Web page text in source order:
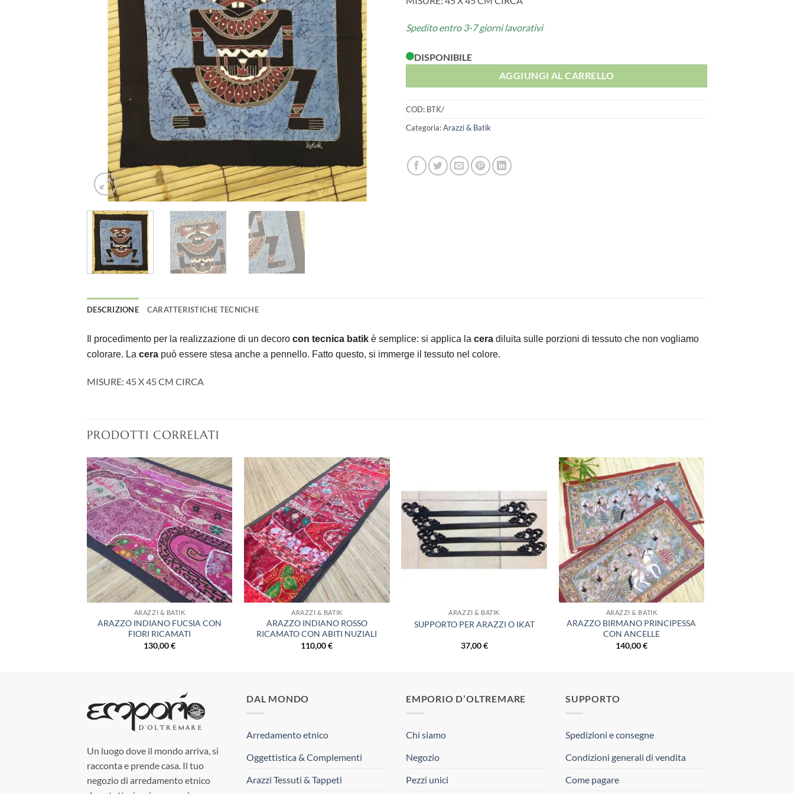
Spedito entro 3-7 giorni lavorativi
DISPONIBILE
AGGIUNGI AL CARRELLO
COD: BTK/
Categoria:Arazzi & Batik
DESCRIZIONE CARATTERISTICHE TECNICHE
Il procedimento per la realizzazione di un decoro con tecnica batik è semplice: si applica la cera diluita sulle porzioni di tessuto che non vogliamo
colorare. La cera può essere stesa anche a pennello. Fatto questo, si immerge il tessuto nel colore.
MISURE: 45 X 45 CM CIRCA
PRODOTTI CORRELATI
Aggiungi
alla lista
dei
desideri
ARAZZI & BATIK
ARAZZO INDIANO FUCSIA CON
FIORI RICAMATI
130,00€
Aggiungi
alla lista
dei
desideri
ARAZZI & BATIK
ARAZZO INDIANO ROSSO
RICAMATO CON ABITI NUZIALI
110,00€
Aggiungi
alla lista
dei
desideri
ARAZZI & BATIK
SUPPORTO PER ARAZZI O IKAT
37,00€
Aggiungi
alla lista
dei
desideri
ARAZZI & BATIK
ARAZZO BIRMANO PRINCIPESSA
CON ANCELLE
140,00€
Un luogo dove il mondo arriva, si
racconta e prende casa. Il tuo
negozio di arredamento etnico
DAL MONDO
Arredamento etnico
Oggettistica & Complementi
Arazzi Tessuti & Tappeti
EMPORIO D’OLTREMARE
Chi siamo
Negozio
Pezzi unici
SUPPORTO
Spedizioni e consegne
Condizioni generali di vendita
Come pagare